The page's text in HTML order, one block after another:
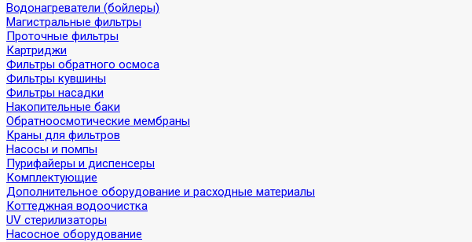
Водонагреватели (бойлеры)
Магистральные фильтры
Проточные фильтры
Картриджи
Фильтры обратного осмоса
Фильтры кувшины
Фильтры насадки
Накопительные баки
Обратноосмотические мембраны
Краны для фильтров
Насосы и помпы
Пурифайеры и диспенсеры
Комплектующие
Дополнительное оборудование и расходные материалы
Коттеджная водоочистка
UV стерилизаторы
Насосное оборудование